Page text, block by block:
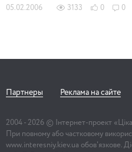
05.02.2006 3133 0 0
Партнеры Реклама на сайте
2004 - 2026 © Інтернет-проект
При повному або частковому
www.interesniy.kiev.ua обов'язкове.